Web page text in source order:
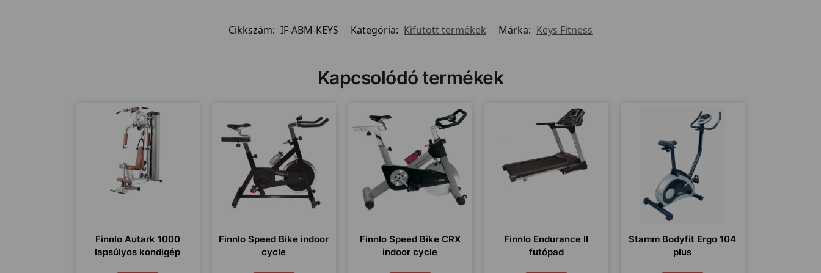
Cikkszám: IF-ABM-KEYS Kategória: Kifutott termékek Márka: Keys Fitness
Kapcsolódó termékek
Finnlo Autark 1000
lapsúlyos kondigép
Finnlo Speed Bike indoor
cycle
Finnlo Speed Bike CRX
indoor cycle
Finnlo Endurance II
futópad
Stamm Bodyfit Ergo 104
plus